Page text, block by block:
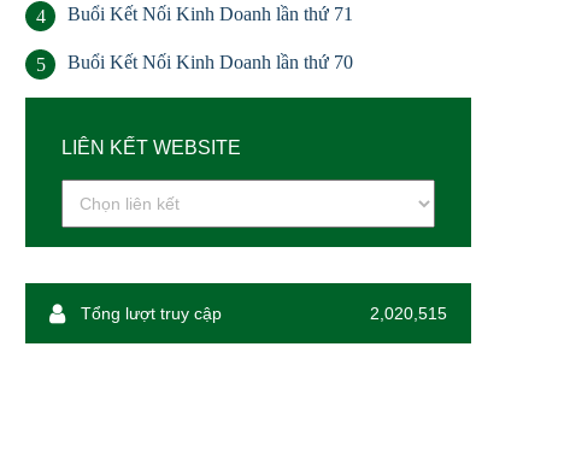
4 Buổi Kết Nối Kinh Doanh lần thứ 71
5 Buổi Kết Nối Kinh Doanh lần thứ 70
LIÊN KẾT WEBSITE
Tổng lượt truy cập 2,020,515